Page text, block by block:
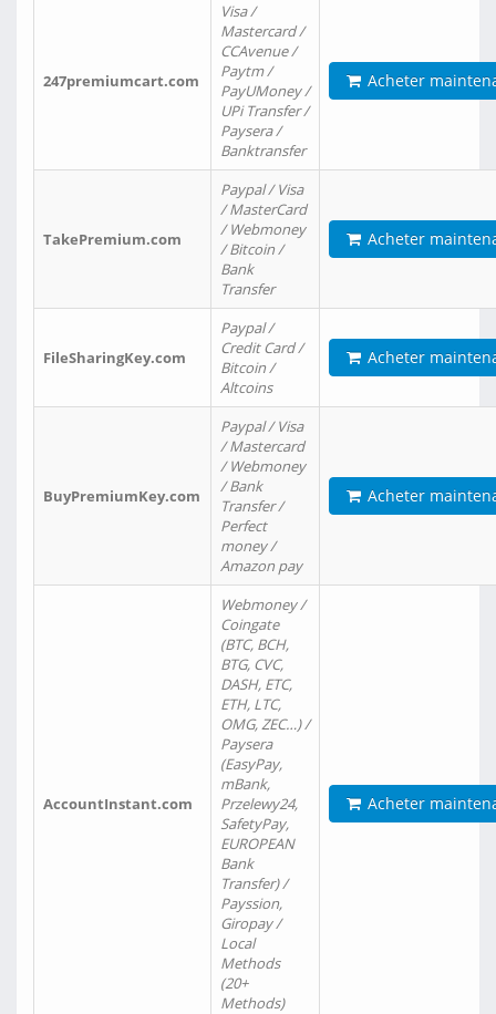
247premiumcart.com
Visa /
Mastercard /
CCAvenue /
Paytm /
PayUMoney /
UPi Transfer /
Paysera /
Banktransfer
Acheter
TakePremium.com
Paypal / Visa
/ MasterCard
/ Webmoney
/ Bitcoin /
Bank
Transfer
Acheter
FileSharingKey.com
Paypal /
Credit Card /
Bitcoin /
Altcoins
Acheter
BuyPremiumKey.com
Paypal / Visa
/ Mastercard
/ Webmoney
/ Bank
Transfer /
Perfect
money /
Amazon pay
Acheter
AccountInstant.com
Webmoney /
Coingate
(BTC, BCH,
BTG, CVC,
DASH, ETC,
ETH, LTC,
OMG, ZEC…) /
Paysera
(EasyPay,
mBank,
Przelewy24,
SafetyPay,
EUROPEAN
Bank
Transfer) /
Payssion,
Giropay /
Local
Methods
(20+
Methods)
Acheter